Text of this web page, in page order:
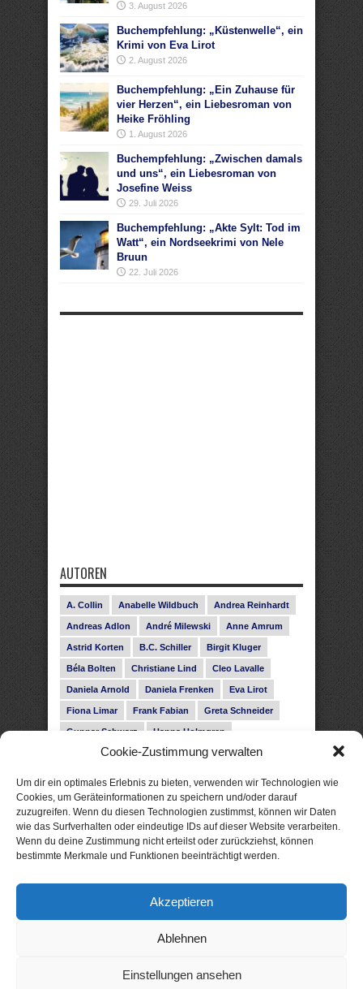
Cookie-Zustimmung verwalten
Um dir ein optimales Erlebnis zu bieten, verwenden wir Technologien wie
Cookies, um Geräteinformationen zu speichern und/oder darauf
zuzugreifen. Wenn du diesen Technologien zustimmst, können wir Daten
wie das Surfverhalten oder eindeutige IDs auf dieser Website verarbeiten.
Wenn du deine Zustimmung nicht erteilst oder zurückziehst, können
bestimmte Merkmale und Funktionen beeinträchtigt werden.
Akzeptieren
Ablehnen
Einstellungen ansehen
3. August 2026
Buchempfehlung: „Küstenwelle“, ein
Krimi von Eva Lirot
2. August 2026
Buchempfehlung: „Ein Zuhause für
vier Herzen“, ein Liebesroman von
Heike Fröhling
1. August 2026
Buchempfehlung: „Zwischen damals
und uns“, ein Liebesroman von
Josefine Weiss
29. Juli 2026
Buchempfehlung: „Akte Sylt: Tod im
Watt“, ein Nordseekrimi von Nele
Bruun
22. Juli 2026
AUTOREN
A. Collin Anabelle Wildbuch Andrea Reinhardt
Andreas Adlon André Milewski Anne Amrum
Astrid Korten B.C. Schiller Birgit Kluger
Béla Bolten Christiane Lind Cleo Lavalle
Daniela Arnold Daniela Frenken Eva Lirot
Fiona Limar Frank Fabian Greta Schneider
Gunnar Schwarz Hanna Holmgren
Heike Fröhling Ina Glahe Ivo Pala J. Vellguth
Leonie Haubrich Lilly Labord Livia Pipes
Malin Blunk Marcus Hünnebeck Martin Krist
Melisa Schwermer Nele Bruun Nika Lubitsch
Noah Fitz Nora Amelie René Junge
Subina Giuletti